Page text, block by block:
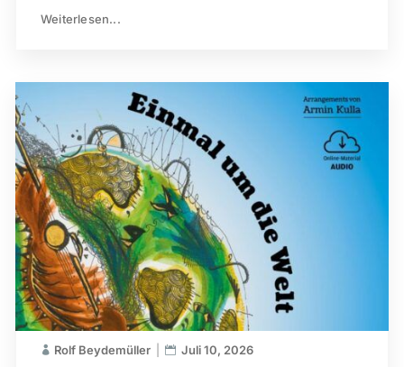
Weiterlesen...
Rolf Beydemüller Juli 10, 2026